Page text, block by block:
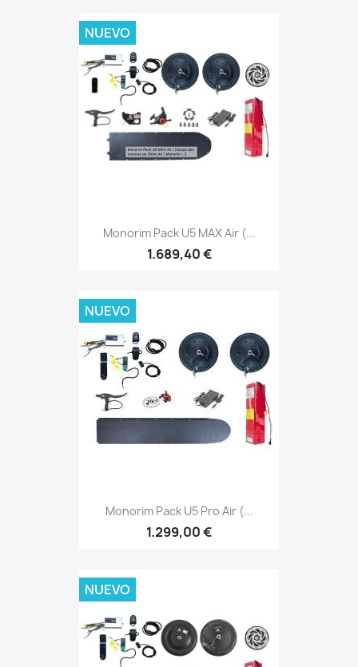
Monorim Pack U5 MAX Air (...
1.689,40 €
NUEVO
Monorim Pack U5 Pro Air (...
1.299,00 €
NUEVO
NUEVO